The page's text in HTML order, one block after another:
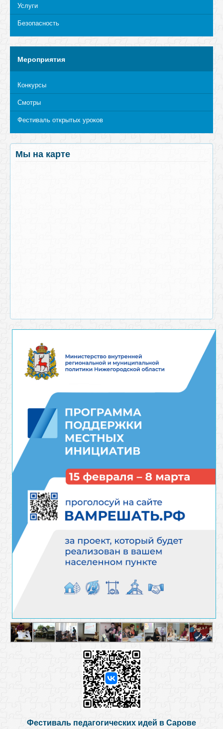
Услуги
Безопасность
Мероприятия
Конкурсы
Смотры
Фестиваль открытых уроков
Мы на карте
Фестиваль педагогических идей в Сарове